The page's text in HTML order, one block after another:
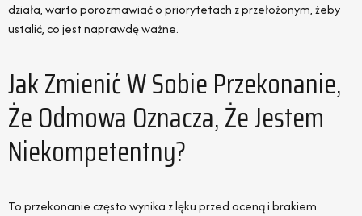
działa, warto porozmawiać o priorytetach z przełożonym, żeby
ustalić, co jest naprawdę ważne.
Jak Zmienić W Sobie Przekonanie,
Że Odmowa Oznacza, Że Jestem
Niekompetentny?
To przekonanie często wynika z lęku przed oceną i brakiem